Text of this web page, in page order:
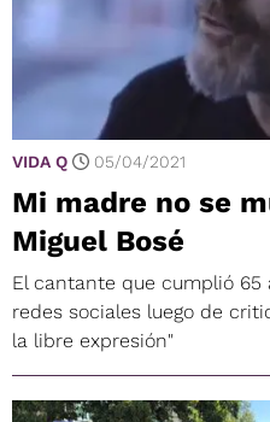
VIDA Q 05/04/2021
Mi madre no se
Miguel Bosé
El cantante que cumplió 65
redes sociales luego de
la libre expresión"